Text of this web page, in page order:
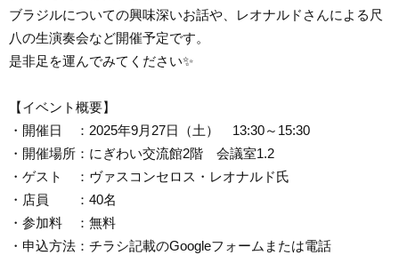
ブラジルについての興味深いお話や、レオナルドさんによる尺
八の生演奏会など開催予定です。
是非足を運んでみてください✨
【イベント概要】
・開催日 ：2025年9月27日（土） 13:30～15:30
・開催場所：にぎわい交流館2階 会議室1.2
・ゲスト ：ヴァスコンセロス・レオナルド氏
・店員 ：40名
・参加料 ：無料
・申込方法：チラシ記載のGoogleフォームまたは電話